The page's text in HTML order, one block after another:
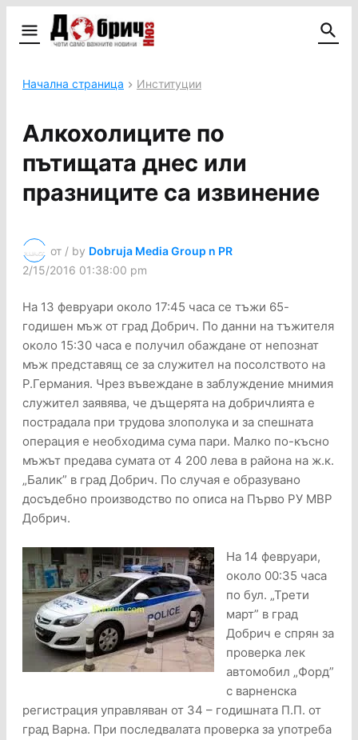
Начална страница Институции
Алкохолиците по
пътищата днес или
празниците са извинение
от / by Dobruja Media Group n PR
2/15/2016 01:38:00 pm
На 13 февруари около 17:45 часа се тъжи 65-
годишен мъж от град Добрич. По данни на тъжителя
около 15:30 часа е получил обаждане от непознат
мъж представящ се за служител на посолството на
Р.Германия. Чрез въвеждане в заблуждение мнимия
служител заявява, че дъщерята на добричлията е
пострадала при трудова злополука и за спешната
операция е необходима сума пари. Малко по-късно
мъжът предава сумата от 4 200 лева в района на ж.к.
„Балик” в град Добрич. По случая е образувано
досъдебно производство по описа на Първо РУ МВР
Добрич.
На 14 февруари,
около 00:35 часа
по бул. „Трети
март” в град
Добрич е спрян за
проверка лек
автомобил „Форд”
с варненска
регистрация управляван от 34 – годишната П.П. от
град Варна. При последвалата проверка за употреба